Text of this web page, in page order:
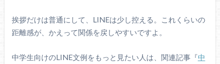
挨拶だけは普通にして、LINEは少し控える。これくらいの
距離感が、かえって関係を戻しやすいですよ。
中学生向けのLINE文例をもっと見たい人は、関連記事『中